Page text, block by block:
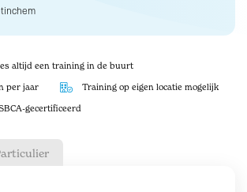
altijd een training in de buurt
per jaar Training op eigen locatie mogelijk
gecertificeerd